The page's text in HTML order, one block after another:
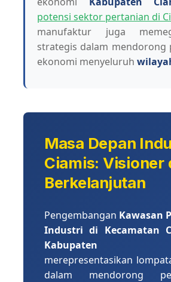
potensi sektor pertanian di
manufaktur juga
strategis dalam mendorong
ekonomi menyeluruh
Masa Depan
Ciamis: Visioner
Berkelanjutan
Pengembangan Kawasan
Industri di Kecamatan
Kabupaten
merepresentasikan
dalam mendorong